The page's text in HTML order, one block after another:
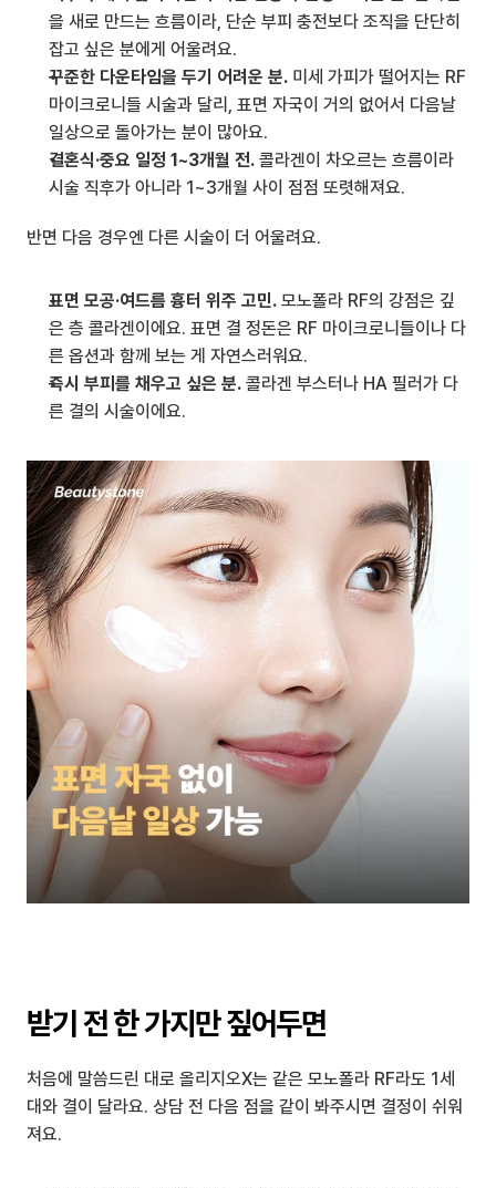
을 새로 만드는 흐름이라, 단순 부피 충전보다 조직을 단단히
잡고 싶은 분에게 어울려요.
꾸준한 다운타임을 두기 어려운 분. 미세 가피가 떨어지는 RF
마이크로니들 시술과 달리, 표면 자국이 거의 없어서 다음날
일상으로 돌아가는 분이 많아요.
결혼식·중요 일정 1~3개월 전. 콜라겐이 차오르는 흐름이라
시술 직후가 아니라 1~3개월 사이 점점 또렷해져요.
반면 다음 경우엔 다른 시술이 더 어울려요.
표면 모공·여드름 흉터 위주 고민. 모노폴라 RF의 강점은 깊
은 층 콜라겐이에요. 표면 결 정돈은 RF 마이크로니들이나 다
른 옵션과 함께 보는 게 자연스러워요.
즉시 부피를 채우고 싶은 분. 콜라겐 부스터나 HA 필러가 다
른 결의 시술이에요.
받기 전 한 가지만 짚어두면
처음에 말씀드린 대로 올리지오X는 같은 모노폴라 RF라도 1세
대와 결이 달라요. 상담 전 다음 점을 같이 봐주시면 결정이 쉬워
져요.